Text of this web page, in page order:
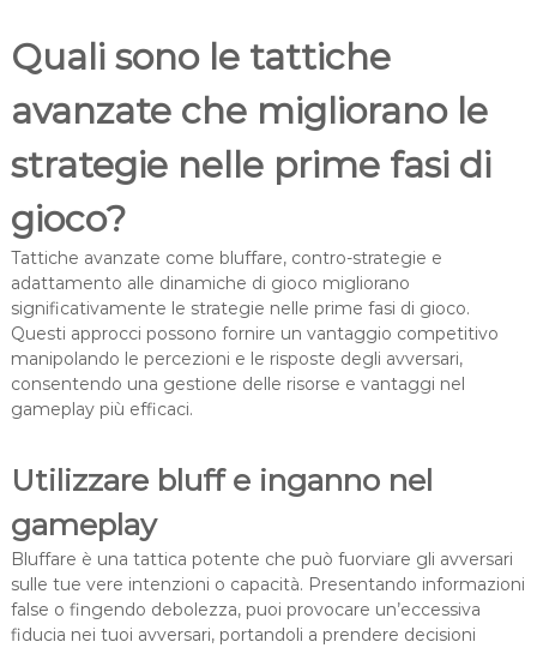
Quali sono le tattiche
avanzate che migliorano le
strategie nelle prime fasi di
gioco?
Tattiche avanzate come bluffare, contro-strategie e
adattamento alle dinamiche di gioco migliorano
significativamente le strategie nelle prime fasi di gioco.
Questi approcci possono fornire un vantaggio competitivo
manipolando le percezioni e le risposte degli avversari,
consentendo una gestione delle risorse e vantaggi nel
gameplay più efficaci.
Utilizzare bluff e inganno nel
gameplay
Bluffare è una tattica potente che può fuorviare gli avversari
sulle tue vere intenzioni o capacità. Presentando informazioni
false o fingendo debolezza, puoi provocare un’eccessiva
fiducia nei tuoi avversari, portandoli a prendere decisioni